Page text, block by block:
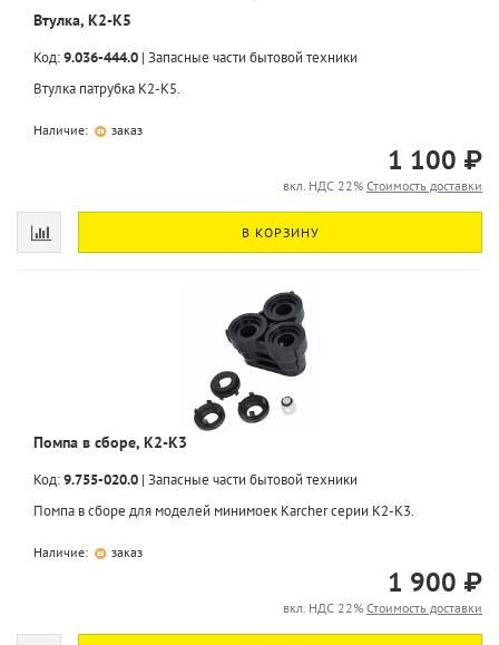
Втулка, K2-K5
Код:9.036-444.0 | Запасные части бытовой техники
Втулка патрубка K2-K5.
Наличие: заказ
1 100 ₽
вкл. НДС 22% Стоимость доставки
В КОРЗИНУ
Помпа в сборе, K2-K3
Код:9.755-020.0 | Запасные части бытовой техники
Помпа в сборе для моделей минимоек Karcher серии K2-K3.
Наличие: заказ
1 900 ₽
вкл. НДС 22% Стоимость доставки